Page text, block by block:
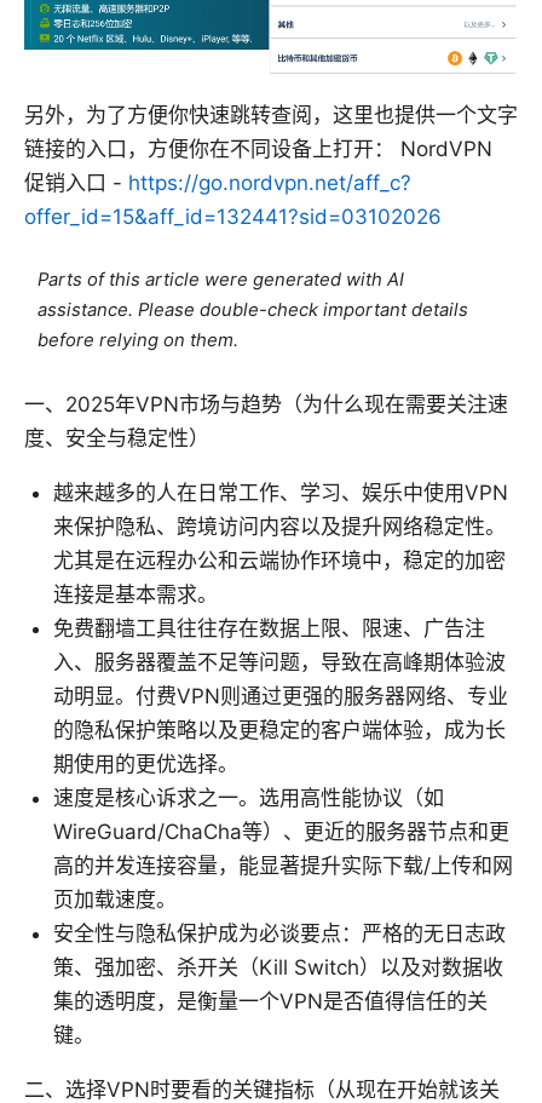
另外，为了方便你快速跳转查阅，这里也提供一个文字
链接的入口，方便你在不同设备上打开： NordVPN
促销入口 - https://go.nordvpn.net/aff_c?
offer_id=15&aff_id=132441?sid=03102026
Parts of this article were generated with AI
assistance. Please double-check important details
before relying on them.
一、2025年VPN市场与趋势（为什么现在需要关注速
度、安全与稳定性）
越来越多的人在日常工作、学习、娱乐中使用VPN
来保护隐私、跨境访问内容以及提升网络稳定性。
尤其是在远程办公和云端协作环境中，稳定的加密
连接是基本需求。
免费翻墙工具往往存在数据上限、限速、广告注
入、服务器覆盖不足等问题，导致在高峰期体验波
动明显。付费VPN则通过更强的服务器网络、专业
的隐私保护策略以及更稳定的客户端体验，成为长
期使用的更优选择。
速度是核心诉求之一。选用高性能协议（如
WireGuard/ChaCha等）、更近的服务器节点和更
高的并发连接容量，能显著提升实际下载/上传和网
页加载速度。
安全性与隐私保护成为必谈要点：严格的无日志政
策、强加密、杀开关（Kill Switch）以及对数据收
集的透明度，是衡量一个VPN是否值得信任的关
键。
二、选择VPN时要看的关键指标（从现在开始就该关